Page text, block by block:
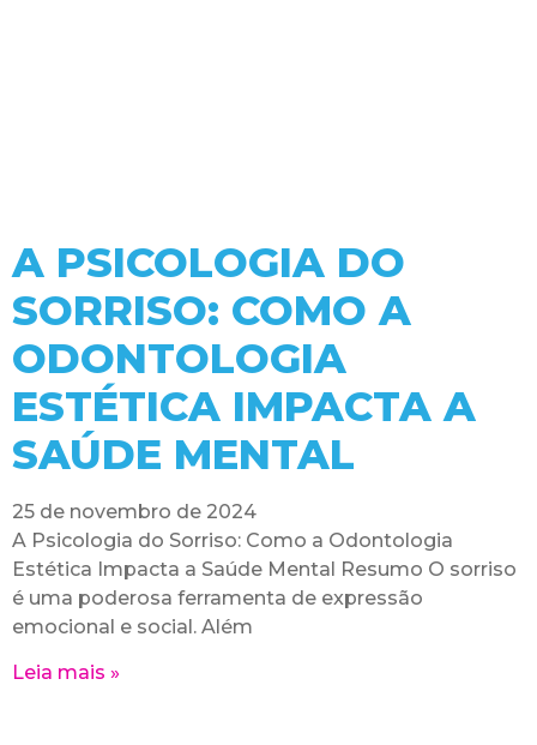
A PSICOLOGIA DO
SORRISO: COMO A
ODONTOLOGIA
ESTÉTICA IMPACTA A
SAÚDE MENTAL
25 de novembro de 2024
A Psicologia do Sorriso: Como a Odontologia
Estética Impacta a Saúde Mental Resumo O sorriso
é uma poderosa ferramenta de expressão
emocional e social. Além
Leia mais »